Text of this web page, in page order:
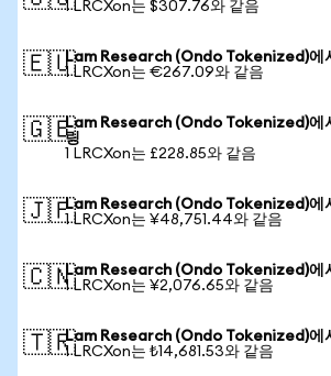
1 LRCXon는 $307.76와 같음
🇪🇺Lam Research (Ondo Tokenized)에
1 LRCXon는 €267.09와 같음
🇬🇧Lam Research (Ondo Tokenized)에
링
1 LRCXon는 £228.85와 같음
🇯🇵Lam Research (Ondo Tokenized)에
1 LRCXon는 ¥48,751.44와 같음
🇨🇳Lam Research (Ondo Tokenized)에
1 LRCXon는 ¥2,076.65와 같음
🇹🇷Lam Research (Ondo Tokenized)에
1 LRCXon는 ₺14,681.53와 같음